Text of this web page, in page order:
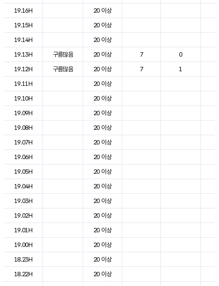
19.16H
20 이상
19.15H
20 이상
19.14H
20 이상
19.13H
구름많음 20 이상 7 0
19.12H
구름많음 20 이상 7 1
19.11H
20 이상
19.10H
20 이상
19.09H
20 이상
19.08H
20 이상
19.07H
20 이상
19.06H
20 이상
19.05H
20 이상
19.04H
20 이상
19.03H
20 이상
19.02H
20 이상
19.01H
20 이상
19.00H
20 이상
18.23H
20 이상
18.22H
20 이상